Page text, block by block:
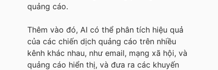
quảng cáo.
Thêm vào đó, AI có thể phân tích hiệu quả
của các chiến dịch quảng cáo trên nhiều
kênh khác nhau, như email, mạng xã hội, và
quảng cáo hiển thị, và đưa ra các khuyến